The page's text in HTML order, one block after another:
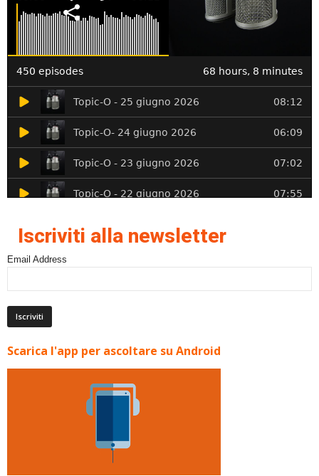
Iscriviti alla newsletter
Email Address
Scarica l'app per ascoltare su Android